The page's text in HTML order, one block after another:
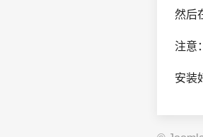
然后
注意
安装